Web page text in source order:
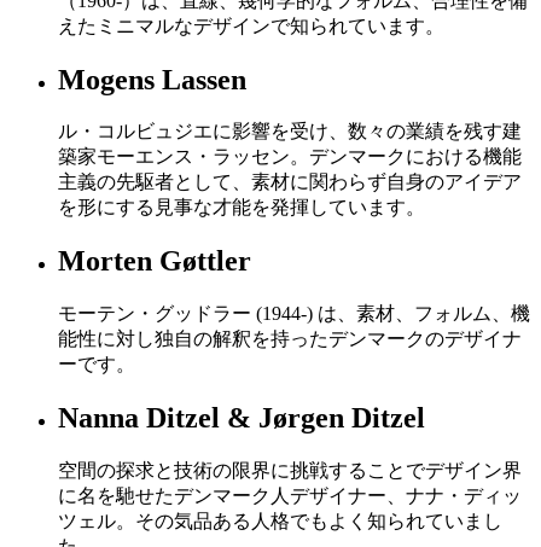
えたミニマルなデザインで知られています。
Mogens Lassen
ル・コルビュジエに影響を受け、数々の業績を残す建
築家モーエンス・ラッセン。デンマークにおける機能
主義の先駆者として、素材に関わらず自身のアイデア
を形にする見事な才能を発揮しています。
Morten Gøttler
モーテン・グッドラー (1944-) は、素材、フォルム、機
能性に対し独自の解釈を持ったデンマークのデザイナ
ーです。
Nanna Ditzel & Jørgen Ditzel
空間の探求と技術の限界に挑戦することでデザイン界
に名を馳せたデンマーク人デザイナー、ナナ・ディッ
ツェル。その気品ある人格でもよく知られていまし